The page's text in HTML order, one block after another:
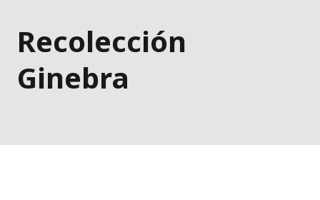
Recolección
Ginebra